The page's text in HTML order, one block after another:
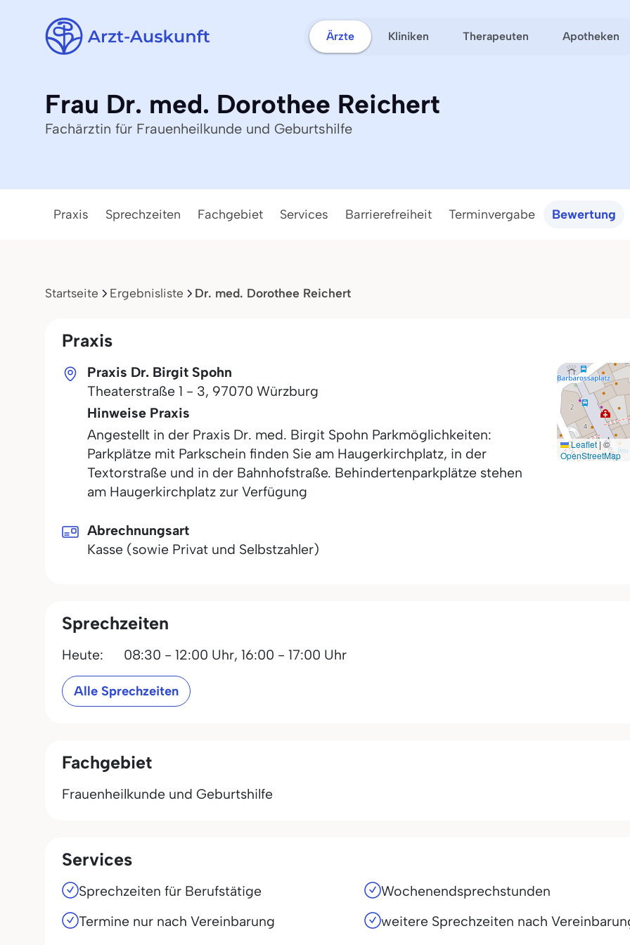
Ärzte Kliniken Therapeuten Apotheken
Frau Dr. med. Dorothee Reichert
Fachärztin für Frauenheilkunde und Geburtshilfe
Praxis Sprechzeiten Fachgebiet Services Barrierefreiheit Terminvergabe Bewertung
Startseite Ergebnisliste Dr. med. Dorothee Reichert
Praxis
Praxis Dr. Birgit Spohn
Theaterstraße 1 - 3, 97070 Würzburg
Hinweise Praxis
Angestellt in der Praxis Dr. med. Birgit Spohn Parkmöglichkeiten:
Parkplätze mit Parkschein finden Sie am Haugerkirchplatz, in der
Textorstraße und in der Bahnhofstraße. Behindertenparkplätze stehen
am Haugerkirchplatz zur Verfügung
Leaflet | ©
OpenStreetMap
Abrechnungsart
Kasse (sowie Privat und Selbstzahler)
Sprechzeiten
Heute: 08:30 - 12:00 Uhr, 16:00 - 17:00 Uhr
Alle Sprechzeiten
Fachgebiet
Frauenheilkunde und Geburtshilfe
Services
Sprechzeiten für Berufstätige
Wochenendsprechstunden
Termine nur nach Vereinbarung
weitere Sprechzeiten nach